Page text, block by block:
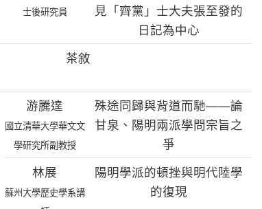
士後研究員
見「齊黨」士大夫張至發的
日記為中心
茶敘
游騰達
國立清華大學華文文
學研究所副教授
殊途同歸與背道而馳——論
甘泉、陽明兩派學問宗旨之
爭
林展
蘇州大學歷史學系講
陽明學派的頓挫與明代陸學
的復現